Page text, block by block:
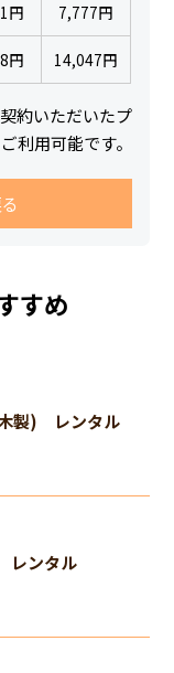
円 7,777円
円 14,047円
約いただいたプ
利用可能です。
すめ
製) レンタル
レンタル